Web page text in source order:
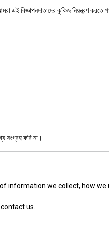
এই বিজ্ঞাপনদাতাদের কুকিজ নিয়ন্ত্রণ
সংগ্রহ করি না।
information we collect, how we
us.